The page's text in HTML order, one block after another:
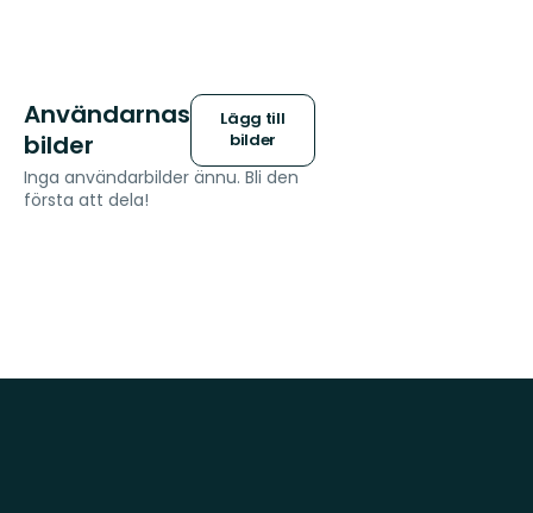
Användarnas
bilder
Lägg till
bilder
Inga användarbilder ännu. Bli den
första att dela!